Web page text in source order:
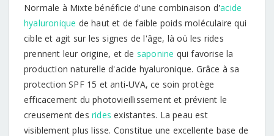
Normale à Mixte bénéficie d'une combinaison d'acide
hyaluronique de haut et de faible poids moléculaire qui
cible et agit sur les signes de l'âge, là où les rides
prennent leur origine, et de saponine qui favorise la
production naturelle d'acide hyaluronique. Grâce à sa
protection SPF 15 et anti-UVA, ce soin protège
efficacement du photovieillissement et prévient le
creusement des rides existantes. La peau est
visiblement plus lisse. Constitue une excellente base de